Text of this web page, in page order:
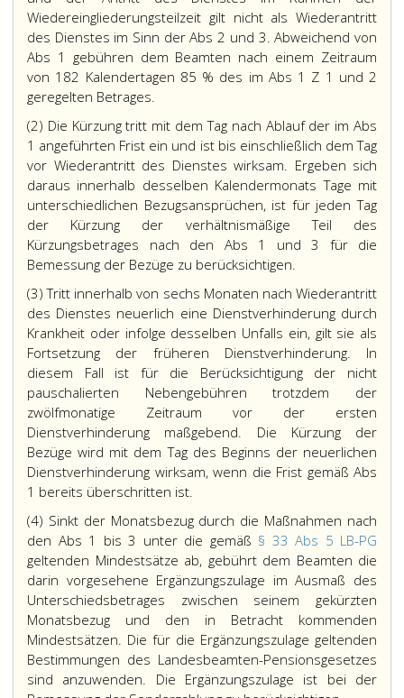
Wiedereingliederungsteilzeit gilt nicht als Wiederantritt
des Dienstes im Sinn der Abs 2 und 3. Abweichend von
Abs 1 gebühren dem Beamten nach einem Zeitraum
von 182 Kalendertagen 85 % des im Abs 1 Z 1 und 2
geregelten Betrages.
(2) Die Kürzung tritt mit dem Tag nach Ablauf der im Abs
1 angeführten Frist ein und ist bis einschließlich dem Tag
vor Wiederantritt des Dienstes wirksam. Ergeben sich
daraus innerhalb desselben Kalendermonats Tage mit
unterschiedlichen Bezugsansprüchen, ist für jeden Tag
der Kürzung der verhältnismäßige Teil des
Kürzungsbetrages nach den Abs 1 und 3 für die
Bemessung der Bezüge zu berücksichtigen.
(3) Tritt innerhalb von sechs Monaten nach Wiederantritt
des Dienstes neuerlich eine Dienstverhinderung durch
Krankheit oder infolge desselben Unfalls ein, gilt sie als
Fortsetzung der früheren Dienstverhinderung. In
diesem Fall ist für die Berücksichtigung der nicht
pauschalierten Nebengebühren trotzdem der
zwölfmonatige Zeitraum vor der ersten
Dienstverhinderung maßgebend. Die Kürzung der
Bezüge wird mit dem Tag des Beginns der neuerlichen
Dienstverhinderung wirksam, wenn die Frist gemäß Abs
1 bereits überschritten ist.
(4) Sinkt der Monatsbezug durch die Maßnahmen nach
den Abs 1 bis 3 unter die gemäß § 33 Abs 5 LB-PG
geltenden Mindestsätze ab, gebührt dem Beamten die
darin vorgesehene Ergänzungszulage im Ausmaß des
Unterschiedsbetrages zwischen seinem gekürzten
Monatsbezug und den in Betracht kommenden
Mindestsätzen. Die für die Ergänzungszulage geltenden
Bestimmungen des Landesbeamten-Pensionsgesetzes
sind anzuwenden. Die Ergänzungszulage ist bei der